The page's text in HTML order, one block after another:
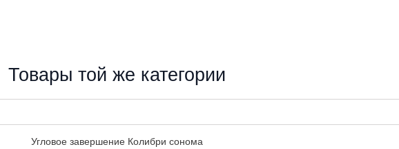
Товары той же категории
Угловое завершение Колибри сонома